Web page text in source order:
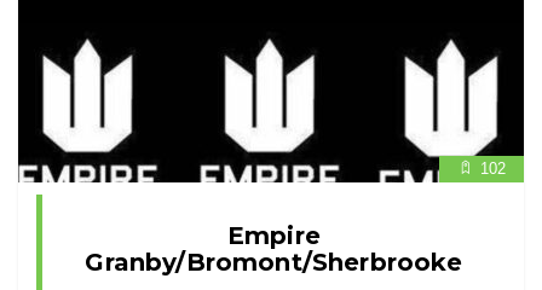
102
Empire
Granby/Bromont/Sherbrooke